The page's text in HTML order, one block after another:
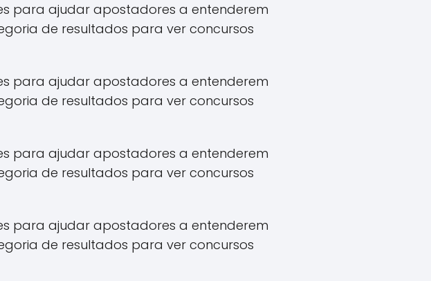
para ajudar apostadores a entenderem
de resultados para ver concursos
para ajudar apostadores a entenderem
de resultados para ver concursos
para ajudar apostadores a entenderem
de resultados para ver concursos
para ajudar apostadores a entenderem
de resultados para ver concursos